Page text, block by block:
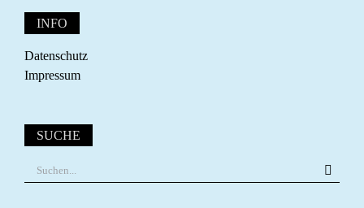
INFO
Datenschutz
Impressum
SUCHE
Suche
nach: